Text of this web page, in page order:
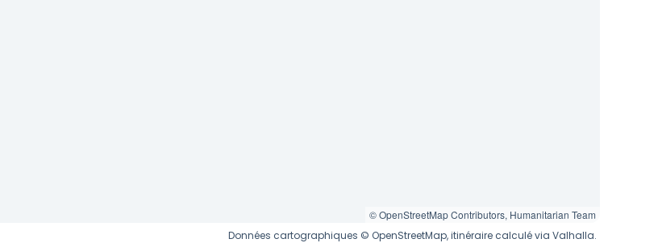
© OpenStreetMap Contributors, Humanitarian Team
Données cartographiques © OpenStreetMap, itinéraire calculé via Valhalla.